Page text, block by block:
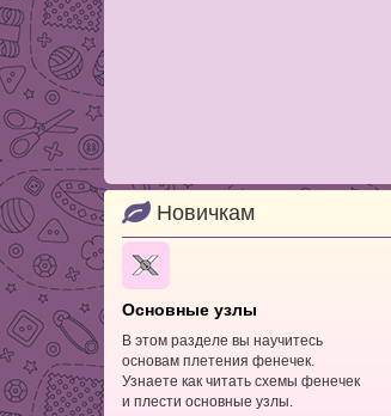
Новичкам
Основные узлы
В этом разделе вы научитесь
основам плетения фенечек.
Узнаете как читать схемы фенечек
и плести основные узлы.